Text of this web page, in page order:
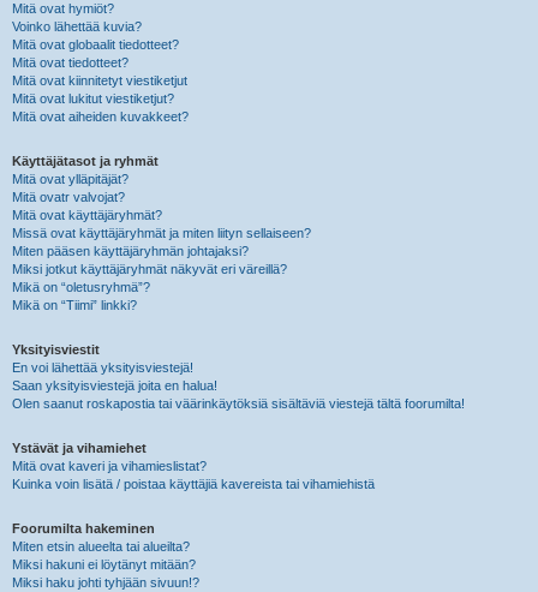
Mitä ovat hymiöt?
Voinko lähettää kuvia?
Mitä ovat globaalit tiedotteet?
Mitä ovat tiedotteet?
Mitä ovat kiinnitetyt viestiketjut
Mitä ovat lukitut viestiketjut?
Mitä ovat aiheiden kuvakkeet?
Käyttäjätasot ja ryhmät
Mitä ovat ylläpitäjät?
Mitä ovatr valvojat?
Mitä ovat käyttäjäryhmät?
Missä ovat käyttäjäryhmät ja miten liityn sellaiseen?
Miten pääsen käyttäjäryhmän johtajaksi?
Miksi jotkut käyttäjäryhmät näkyvät eri väreillä?
Mikä on “oletusryhmä”?
Mikä on “Tiimi” linkki?
Yksityisviestit
En voi lähettää yksityisviestejä!
Saan yksityisviestejä joita en halua!
Olen saanut roskapostia tai väärinkäytöksiä sisältäviä viestejä tältä foorumilta!
Ystävät ja vihamiehet
Mitä ovat kaveri ja vihamieslistat?
Kuinka voin lisätä / poistaa käyttäjiä kavereista tai vihamiehistä
Foorumilta hakeminen
Miten etsin alueelta tai alueilta?
Miksi hakuni ei löytänyt mitään?
Miksi haku johti tyhjään sivuun!?